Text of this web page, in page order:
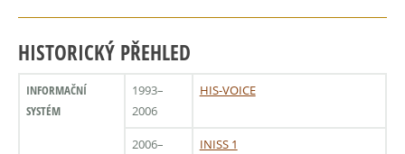
HISTORICKÝ PŘEHLED
INFORMAČNÍ
SYSTÉM
1993–
2006
HIS-VOICE
2006–
INISS 1